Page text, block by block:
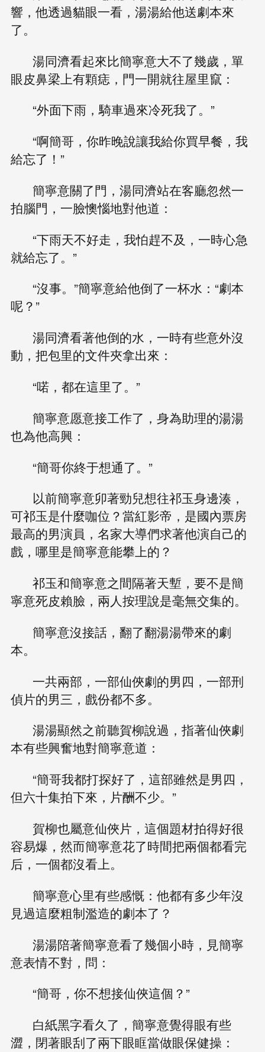
響，他透過貓眼一看，湯湯給他送劇本來
了。
湯同濟看起來比簡寧意大不了幾歲，單
眼皮鼻梁上有顆痣，門一開就往屋里竄：
“外面下雨，騎車過來冷死我了。”
“啊簡哥，你昨晚說讓我給你買早餐，我
給忘了！”
簡寧意關了門，湯同濟站在客廳忽然一
拍腦門，一臉懊惱地對他道：
“下雨天不好走，我怕趕不及，一時心急
就給忘了。”
“沒事。”簡寧意給他倒了一杯水：“劇本
呢？”
湯同濟看著他倒的水，一時有些意外沒
動，把包里的文件夾拿出來：
“喏，都在這里了。”
簡寧意愿意接工作了，身為助理的湯湯
也為他高興：
“簡哥你終于想通了。”
以前簡寧意卯著勁兒想往祁玉身邊湊，
可祁玉是什麼咖位？當紅影帝，是國內票房
最高的男演員，名家大導們求著他演自己的
戲，哪里是簡寧意能攀上的？
祁玉和簡寧意之間隔著天塹，要不是簡
寧意死皮賴臉，兩人按理說是毫無交集的。
簡寧意沒接話，翻了翻湯湯帶來的劇
本。
一共兩部，一部仙俠劇的男四，一部刑
偵片的男三，戲份都不多。
湯湯顯然之前聽賀柳說過，指著仙俠劇
本有些興奮地對簡寧意道：
“簡哥我都打探好了，這部雖然是男四，
但六十集拍下來，片酬不少。”
賀柳也屬意仙俠片，這個題材拍得好很
容易爆，然而簡寧意花了時間把兩個都看完
后，一個都沒看上。
簡寧意心里有些感慨：他都有多少年沒
見過這麼粗制濫造的劇本了？
湯湯陪著簡寧意看了幾個小時，見簡寧
意表情不對，問：
“簡哥，你不想接仙俠這個？”
白紙黑字看久了，簡寧意覺得眼有些
澀，閉著眼刮了兩下眼眶當做眼保健操：